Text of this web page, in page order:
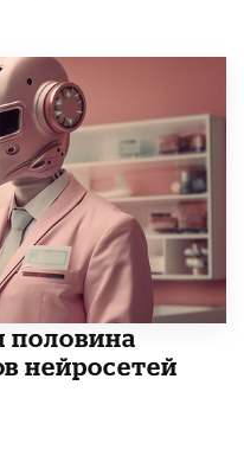
половина
нейросетей